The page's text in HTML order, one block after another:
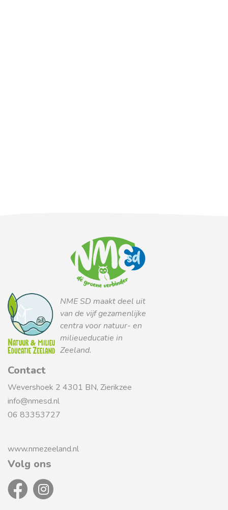
NME SD maakt deel uit
van de vijf gezamenlijke
centra voor natuur- en
milieueducatie in
Zeeland.
Contact
Wevershoek 2 4301 BN, Zierikzee
info@nmesd.nl
06 83353727
www.nmezeeland.nl
Volg ons